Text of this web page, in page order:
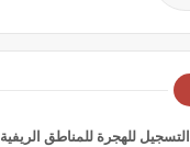
التسجيل للهجرة للمناطق الريفية